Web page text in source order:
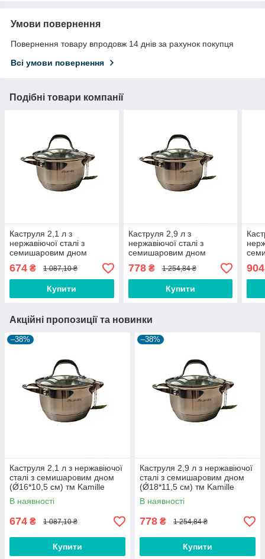
Умови повернення
Повернення товару впродовж 14 днів за рахунок покупця
Всі умови повернення
Подібні товари компанії
Каструля 2,1 л з
нержавіючої сталі з
семишаровим дном
(Ǿ16*10,5 см) тм Kamille
674 ₴ 1 087,10 ₴
Купити
Каструля 2,9 л з
нержавіючої сталі з
семишаровим дном
(Ǿ18*11,5 см) тм Kamille
778₴ 1 254,84 ₴
Купити
904
Акційні пропозиції та новинки
–38%
Каструля 2,1 л з нержавіючої
сталі з семишаровим дном
(Ǿ16*10,5 см) тм Kamille
В наявності
674 ₴ 1 087,10 ₴
Купити
–38%
Каструля 2,9 л з нержавіючої
сталі з семишаровим дном
(Ǿ18*11,5 см) тм Kamille
В наявності
778 ₴ 1 254,84 ₴
Купити